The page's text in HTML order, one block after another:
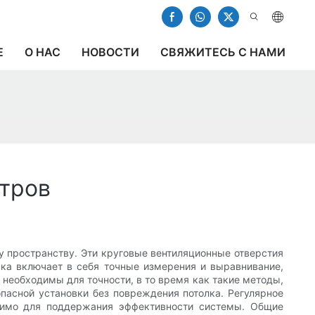
О НАС НОВОСТИ СВЯЖИТЕСЬ С НАМИ
Эти круговые вентиляционные отверстия
включает в себя точные измерения и выравнивание,
для точности, в то время как такие методы,
установки без повреждения потолка. Регулярное
для поддержания эффективности системы. Общие